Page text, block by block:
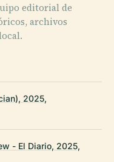
editorial de
archivos
2025,
- El Diario, 2025,